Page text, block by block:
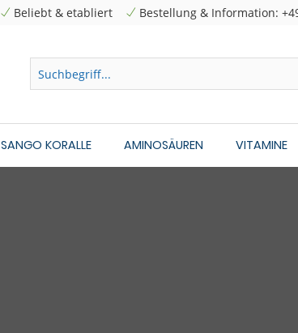
Beliebt & etabliert Bestellung & Information:
SANGO KORALLE AMINOSÄUREN VITAMINE